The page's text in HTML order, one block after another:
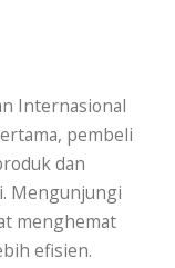
Internasional
pembeli
dan
Mengunjungi
menghemat
efisien.